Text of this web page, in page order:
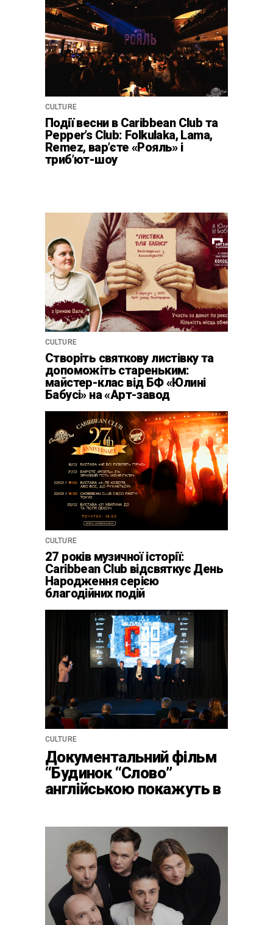
CULTURE
Події весни в Caribbean Club та
Pepper’s Club: Folkulaka, Lama,
Remez, вар’єте «Рояль» і
триб’ют-шоу
CULTURE
Створіть святкову листівку та
допоможіть стареньким:
майстер-клас від БФ «Юлині
Бабусі» на «Арт-завод
CULTURE
27 років музичної історії:
Caribbean Club відсвяткує День
Народження серією
благодійних подій
CULTURE
Документальний фільм
“Будинок “Слово”
англійською покажуть в